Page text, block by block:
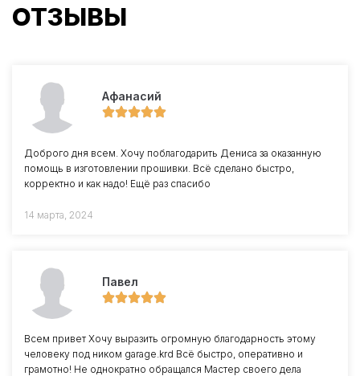
ОТЗЫВЫ
Афанасий
Доброго дня всем. Хочу поблагодарить Дениса за оказанную
помощь в изготовлении прошивки. Всё сделано быстро,
корректно и как надо! Ещё раз спасибо
14 марта, 2024
Павел
Всем привет Хочу выразить огромную благодарность этому
человеку под ником garage.krd Всё быстро, оперативно и
грамотно! Не однократно обращался Мастер своего дела